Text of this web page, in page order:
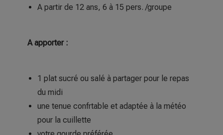
A partir de 12 ans, 6 à 15 pers. /groupe
A apporter :
1 plat sucré ou salé à partager pour le repas
du midi
une tenue confrtable et adaptée à la météo
pour la cuillette